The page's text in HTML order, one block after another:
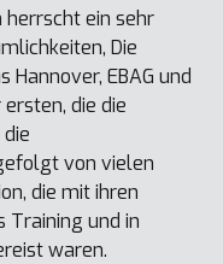
herrscht ein sehr
Die
EBAG und
die die
von vielen
die mit ihren
Training und in
waren.